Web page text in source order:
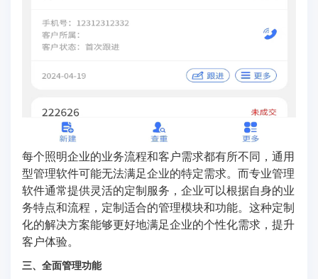
每个照明企业的业务流程和客户需求都有所不同，通用
型管理软件可能无法满足企业的特定需求。而专业管理
软件通常提供灵活的定制服务，企业可以根据自身的业
务特点和流程，定制适合的管理模块和功能。这种定制
化的解决方案能够更好地满足企业的个性化需求，提升
客户体验。
三、全面管理功能